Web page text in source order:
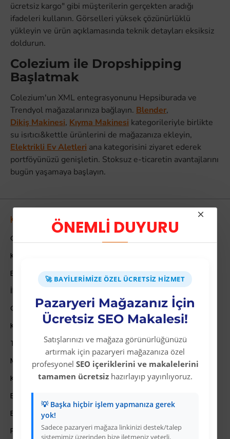
ÖNEMLİ DUYURU
🚀 BAYILERIMIZE ÖZEL ÜCRETSIZ HIZMET
Pazaryeri Mağazanız İçin
Ücretsiz SEO Makalesi!
Satışlarınızı ve mağaza görünürlüğünüzü
artırmak için pazaryeri mağazanıza özel
profesyonel SEO içeriklerini ve makalelerini
tamamen ücretsizhazırlayıp yayınlıyoruz.
💡 Başka hiçbir işlem yapmanıza gerek
yok!
Sadece pazaryeri mağaza linkinizi destek/talep
sistemimiz üzerinden bize iletmeniz yeterli.
ücretsiz kargo" gibi müşterilerin gerçekten aradığı
ifadeleri kullanın. Görselleri yüksek çözünürlüklü
yükleyin ve ürün açıklamasında teknik detayları eksiksiz
doldurun.
Colezium ile Dropshipping
Başlatmak
Colezium'un XML entegrasyonunu Hepsiburada ve
Trendyol mağazalarınıza bağlayın. Blender,
Dikiş Makinesi, Kıyma Makinesi kategorileriyle birlikte
su isıtıcı&kettle ürünlerini de mağazanıza ekleyin,
Elektrikli Ev Aletleri ana kategorisini ziyaret ederek
portföyünüzü genişletin. Stoksuz e-ticaretin avantajlarını
bugün yaşamaya başlayın.
Kurumsal
Colezium Hakkında
Kurumsal Bilgiler
Banka Hesab Bilgileri
İletişim
Gizlilik Politikası
Kullanıcı Sözleşmesi
Teslimat Bilgileri
Mesafeli Satış Sözleşmesi
Kariyer
Bayi İade Sistemi
Bayi Bakiye Yükleme
Para Puan Sistemi ile Kazanç